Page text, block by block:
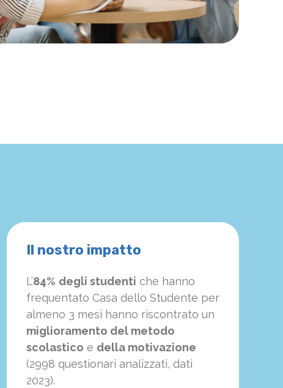
Il nostro impatto
L’84% degli studenti che hanno
frequentato Casa dello Studente per
almeno 3 mesi hanno riscontrato un
miglioramento del metodo
scolastico e della motivazione
(2998 questionari analizzati, dati
2023).